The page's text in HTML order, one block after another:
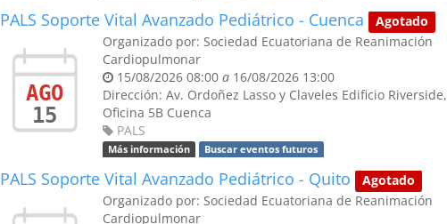
PALS Soporte Vital Avanzado Pediátrico - Cuenca Agotado
AGO
15
Organizado por: Sociedad Ecuatoriana de Reanimación
Cardiopulmonar
15/08/2026 08:00 a 16/08/2026 13:00
Dirección: Av. Ordoñez Lasso y Claveles Edificio Riverside,
Oficina 5B Cuenca
PALS
Más información Buscar eventos futuros
PALS Soporte Vital Avanzado Pediátrico - Quito Agotado
Organizado por: Sociedad Ecuatoriana de Reanimación
Cardiopulmonar